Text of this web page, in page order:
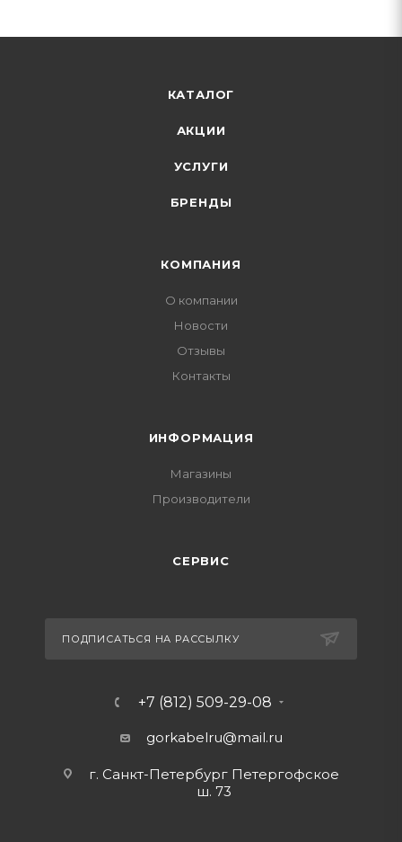
КАТАЛОГ
АКЦИИ
УСЛУГИ
БРЕНДЫ
КОМПАНИЯ
О компании
Новости
Отзывы
Контакты
ИНФОРМАЦИЯ
Магазины
Производители
СЕРВИС
ПОДПИСАТЬСЯ НА РАССЫЛКУ
+7 (812) 509-29-08
gorkabelru@mail.ru
г. Санкт-Петербург Петергофское
ш. 73